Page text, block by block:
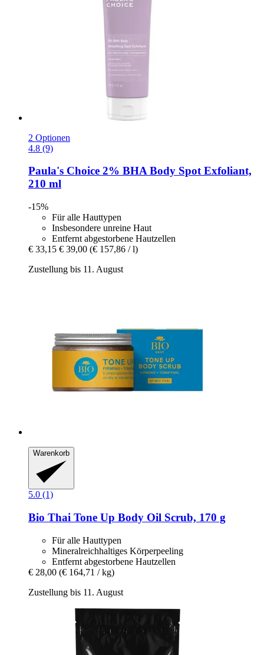
2 Optionen
4.8 (9)
Paula's Choice 2% BHA Body Spot Exfoliant,
210 ml
-15%
Für alle Hauttypen
Insbesondere unreine Haut
Entfernt abgestorbene Hautzellen
€ 33,15 € 39,00 (€ 157,86 / l)
Zustellung bis 11. August
Warenkorb
5.0 (1)
Bio Thai Tone Up Body Oil Scrub, 170 g
Für alle Hauttypen
Mineralreichhaltiges Körperpeeling
Entfernt abgestorbene Hautzellen
€ 28,00 (€ 164,71 / kg)
Zustellung bis 11. August